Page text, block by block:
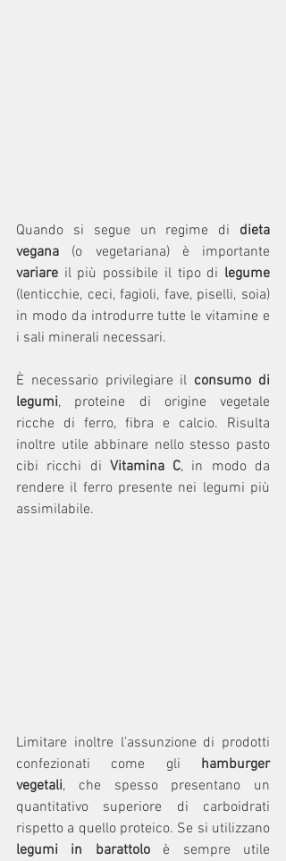
Quando si segue un regime di dieta
vegana
variare il più possibile il tipo di legume
(lenticchie, ceci, fagioli, fave, piselli, soia)
in modo da introdurre tutte le vitamine e
i sali minerali necessari.
È necessario privilegiare il consumo di
legumi, proteine di origine vegetale
ricche di ferro, fibra e calcio. Risulta
inoltre utile abbinare nello stesso pasto
cibi ricchi di Vitamina C, in modo da
rendere il ferro presente nei legumi più
assimilabile.
Limitare inoltre l’assunzione di prodotti
confezionati come gli hamburger
vegetali, che spesso presentano un
quantitativo superiore di carboidrati
legumi in barattolo è sempre utile